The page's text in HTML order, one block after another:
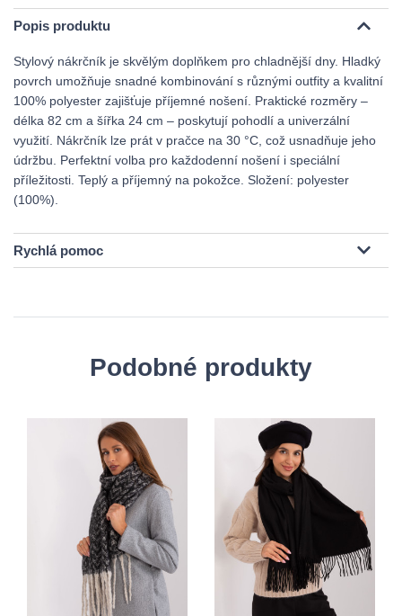
Popis produktu
Stylový nákrčník je skvělým doplňkem pro chladnější dny. Hladký
povrch umožňuje snadné kombinování s různými outfity a kvalitní
100% polyester zajišťuje příjemné nošení. Praktické rozměry –
délka 82 cm a šířka 24 cm – poskytují pohodlí a univerzální
využití. Nákrčník lze prát v pračce na 30 °C, což usnadňuje jeho
údržbu. Perfektní volba pro každodenní nošení i speciální
příležitosti. Teplý a příjemný na pokožce. Složení: polyester
(100%).
Rychlá pomoc
Podobné produkty